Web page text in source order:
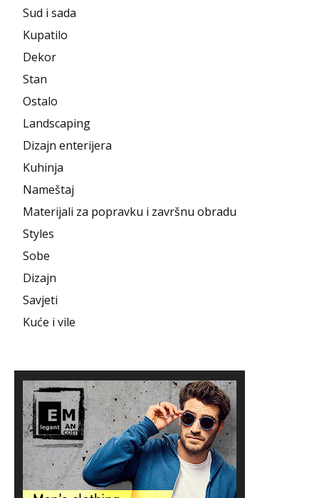
Sud i sada
Kupatilo
Dekor
Stan
Ostalo
Landscaping
Dizajn enterijera
Kuhinja
Nameštaj
Materijali za popravku i završnu obradu
Styles
Sobe
Dizajn
Savjeti
Kuće i vile